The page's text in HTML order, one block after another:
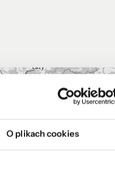
O plikach cookies